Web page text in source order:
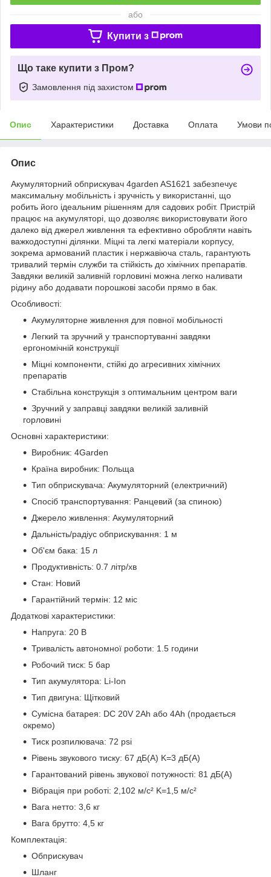
або
Купити з
Що таке купити з Пром?
Замовлення під захистом
Опис Характеристики Доставка Оплата Умови
Опис
Акумуляторний обприскувач 4garden AS1621 забезпечує
максимальну мобільність і зручність у використанні, що
робить його ідеальним рішенням для садових робіт. Пристрій
працює на акумуляторі, що дозволяє використовувати його
далеко від джерел живлення та ефективно обробляти навіть
важкодоступні ділянки. Міцні та легкі матеріали корпусу,
зокрема армований пластик і нержавіюча сталь, гарантують
тривалий термін служби та стійкість до хімічних препаратів.
Завдяки великій заливній горловині можна легко наливати
рідину або додавати порошкові засоби прямо в бак.
Особливості:
Акумуляторне живлення для повної мобільності
Легкий та зручний у транспортуванні завдяки
ергономічній конструкції
Міцні компоненти, стійкі до агресивних хімічних
препаратів
Стабільна конструкція з оптимальним центром ваги
Зручний у заправці завдяки великій заливній
горловині
Основні характеристики:
Виробник: 4Garden
Країна виробник: Польща
Тип обприскувача: Акумуляторний (електричний)
Спосіб транспортування: Ранцевий (за спиною)
Джерело живлення: Акумуляторний
Дальність/радіус обприскування: 1 м
Об'єм бака: 15 л
Продуктивність: 0.7 літр/хв
Стан: Новий
Гарантійний термін: 12 міс
Додаткові характеристики:
Напруга: 20 В
Тривалість автономної роботи: 1.5 години
Робочий тиск: 5 бар
Тип акумулятора: Li-Ion
Тип двигуна: Щітковий
Сумісна батарея: DC 20V 2Ah або 4Ah (продається
окремо)
Тиск розпилювача: 72 psi
Рівень звукового тиску: 67 дБ(A) K=3 дБ(A)
Гарантований рівень звукової потужності: 81 дБ(A)
Вібрація при роботі: 2,102 м/с² K=1,5 м/с²
Вага нетто: 3,6 кг
Вага брутто: 4,5 кг
Комплектація:
Обприскувач
Шланг